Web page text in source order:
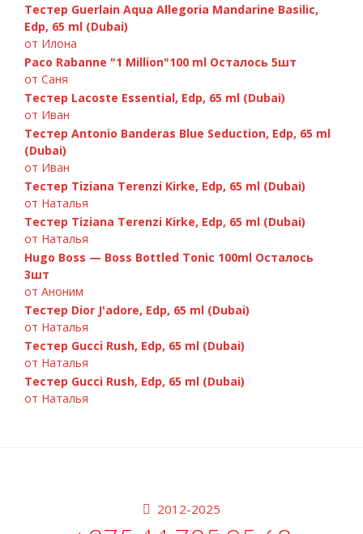
Тестер Guerlain Aqua Allegoria Mandarine Basilic,
Edp, 65 ml (Dubai)
от Илона
Paco Rabanne "1 Million"100 ml Осталось 5шт
от Саня
Тестер Lacoste Essential, Edp, 65 ml (Dubai)
от Иван
Тестер Antonio Banderas Blue Seduction, Edp, 65 ml
(Dubai)
от Иван
Тестер Tiziana Terenzi Kirke, Edp, 65 ml (Dubai)
от Наталья
Тестер Tiziana Terenzi Kirke, Edp, 65 ml (Dubai)
от Наталья
Hugo Boss — Boss Bottled Tonic 100ml Осталось
3шт
от Аноним
Тестер Dior J'adore, Edp, 65 ml (Dubai)
от Наталья
Тестер Gucci Rush, Edp, 65 ml (Dubai)
от Наталья
Тестер Gucci Rush, Edp, 65 ml (Dubai)
от Наталья
2012-2025